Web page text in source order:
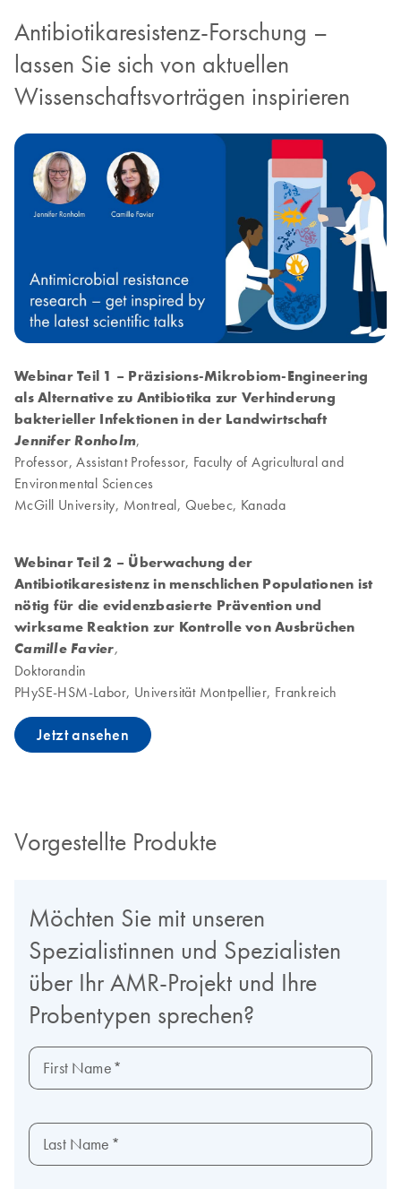
Antibiotikaresistenz-Forschung –
lassen Sie sich von aktuellen
Wissenschaftsvorträgen inspirieren
Webinar Teil 1 – Präzisions-Mikrobiom-Engineering
als Alternative zu Antibiotika zur Verhinderung
bakterieller Infektionen in der Landwirtschaft
Jennifer Ronholm,
Professor, Assistant Professor, Faculty of Agricultural and
Environmental Sciences
McGill University, Montreal, Quebec, Kanada
Webinar Teil 2 – Überwachung der
Antibiotikaresistenz in menschlichen Populationen ist
nötig für die evidenzbasierte Prävention und
wirksame Reaktion zur Kontrolle von Ausbrüchen
Camille Favier,
Doktorandin
PHySE-HSM-Labor, Universität Montpellier, Frankreich
Jetzt ansehen
Vorgestellte Produkte